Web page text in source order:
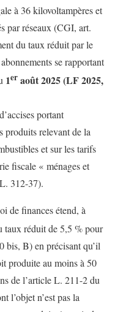
à 36 kilovoltampères et
par réseaux (CGI, art.
du taux réduit par le
se rapportant
1er août 2025 (LF 2025,
portant
produits relevant de la
et sur les tarifs
fiscale « ménages et
312-37).
de finances étend, à
taux réduit de 5,5 % pour
bis, B) en précisant qu’il
produite au moins à 50
de l’article L. 211-2 du
l’objet n’est pas la